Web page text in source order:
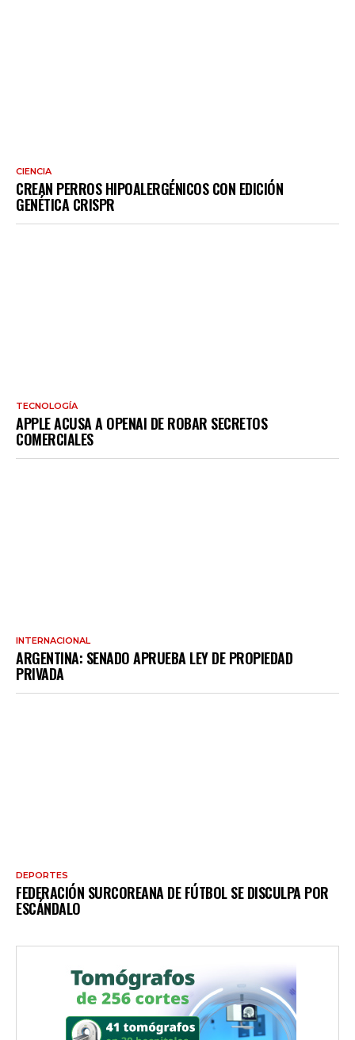
CIENCIA
CREAN PERROS HIPOALERGÉNICOS CON EDICIÓN
GENÉTICA CRISPR
TECNOLOGÍA
APPLE ACUSA A OPENAI DE ROBAR SECRETOS
COMERCIALES
INTERNACIONAL
ARGENTINA: SENADO APRUEBA LEY DE PROPIEDAD
PRIVADA
DEPORTES
FEDERACIÓN SURCOREANA DE FÚTBOL SE DISCULPA POR
ESCÁNDALO